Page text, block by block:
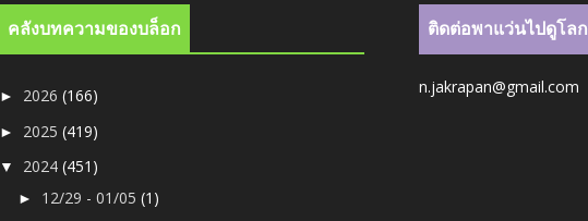
คลังบทความของบล็อก
► 2026(166)
► 2025(419)
▼ 2024(451)
► 12/29 - 01/05(1)
ติดต่อพาแว่นไปดูโลก
n.jakrapan@gmail.com